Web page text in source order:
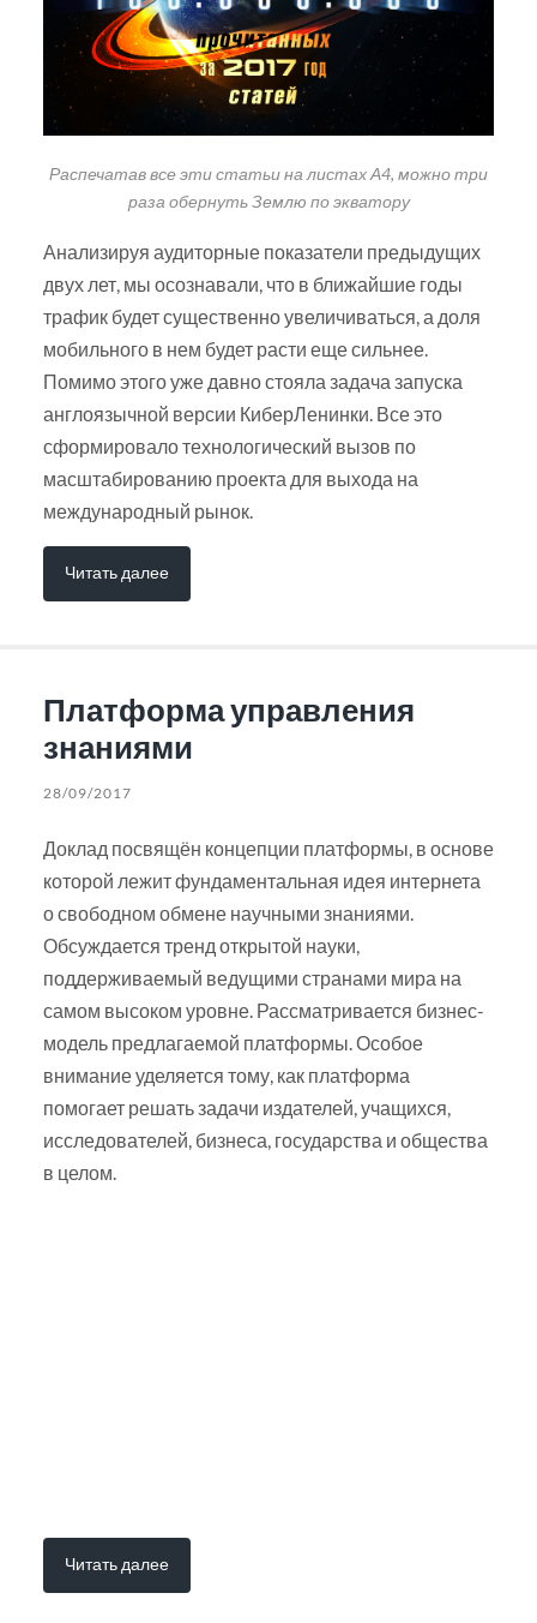
Распечатав все эти статьи на листах А4, можно три
раза обернуть Землю по экватору
Анализируя аудиторные показатели предыдущих
двух лет, мы осознавали, что в ближайшие годы
трафик будет существенно увеличиваться, а доля
мобильного в нем будет расти еще сильнее.
Помимо этого уже давно стояла задача запуска
англоязычной версии КиберЛенинки. Все это
сформировало технологический вызов по
масштабированию проекта для выхода на
международный рынок.
Читать далее
Платформа управления
знаниями
28/09/2017
Доклад посвящён концепции платформы, в основе
которой лежит фундаментальная идея интернета
о свободном обмене научными знаниями.
Обсуждается тренд открытой науки,
поддерживаемый ведущими странами мира на
самом высоком уровне. Рассматривается бизнес-
модель предлагаемой платформы. Особое
внимание уделяется тому, как платформа
помогает решать задачи издателей, учащихся,
исследователей, бизнеса, государства и общества
в целом.
Читать далее